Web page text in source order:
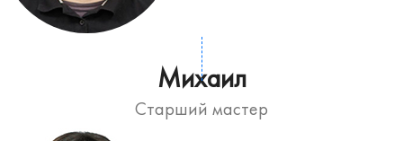
Михаил
Старший мастер